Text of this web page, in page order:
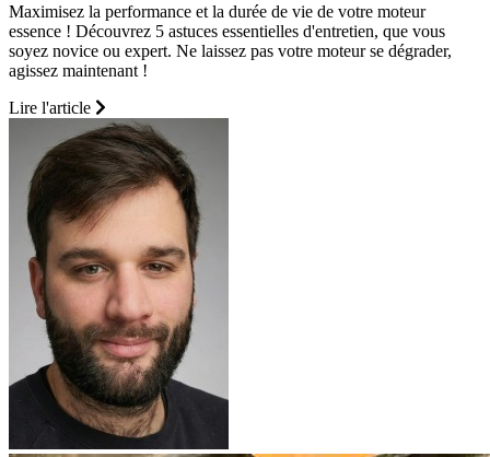
Maximisez la performance et la durée de vie de votre moteur
essence ! Découvrez 5 astuces essentielles d'entretien, que vous
soyez novice ou expert. Ne laissez pas votre moteur se dégrader,
agissez maintenant !
Lire l'article